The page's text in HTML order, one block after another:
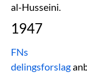
al-Husseini.
1947
FNs
delingsforslag